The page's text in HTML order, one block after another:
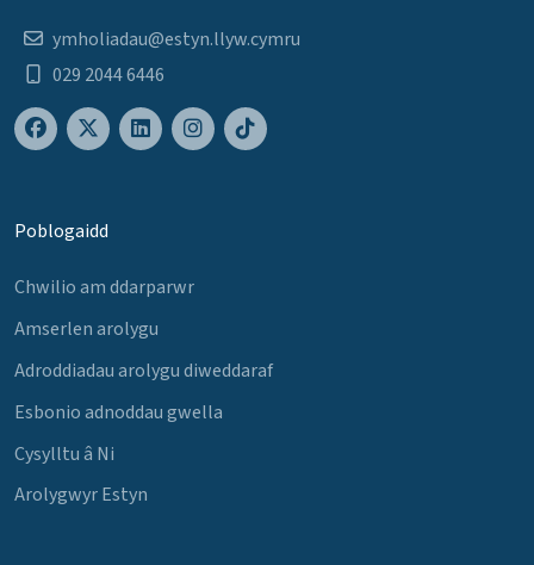
ymholiadau@estyn.llyw.cymru
029 2044 6446
Poblogaidd
Chwilio am ddarparwr
Amserlen arolygu
Adroddiadau arolygu diweddaraf
Esbonio adnoddau gwella
Cysylltu â Ni
Arolygwyr Estyn